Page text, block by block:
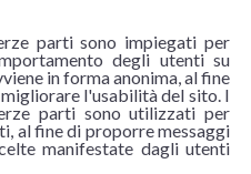
parti sono impiegati per
degli utenti su
in forma anonima, al fine
l'usabilità del sito. I
parti sono utilizzati per
al fine di proporre messaggi
manifestate dagli utenti